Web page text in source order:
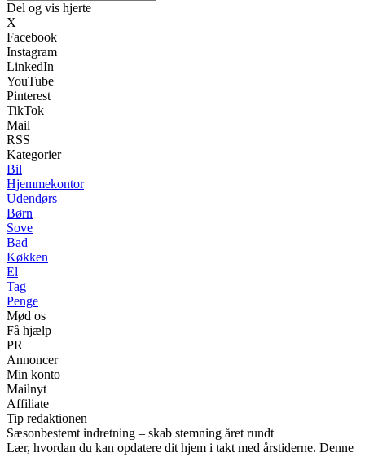
Del og vis hjerte
X
Facebook
Instagram
LinkedIn
YouTube
Pinterest
TikTok
Mail
RSS
Kategorier
Bil
Hjemmekontor
Udendørs
Børn
Sove
Bad
Køkken
El
Tag
Penge
Mød os
Få hjælp
PR
Annoncer
Min konto
Mailnyt
Affiliate
Tip redaktionen
Sæsonbestemt indretning – skab stemning året rundt
Lær, hvordan du kan opdatere dit hjem i takt med årstiderne. Denne